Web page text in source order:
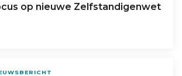
op nieuwe Zelfstandigenwet